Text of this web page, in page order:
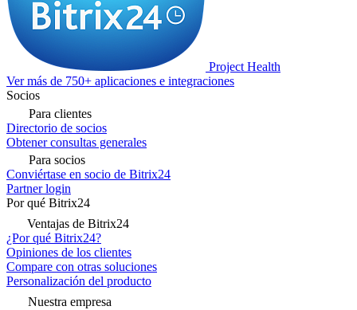
Project Health
Ver más de 750+ aplicaciones e integraciones
Socios
Para clientes
Directorio de socios
Obtener consultas generales
Para socios
Conviértase en socio de Bitrix24
Partner login
Por qué Bitrix24
Ventajas de Bitrix24
¿Por qué Bitrix24?
Opiniones de los clientes
Compare con otras soluciones
Personalización del producto
Nuestra empresa